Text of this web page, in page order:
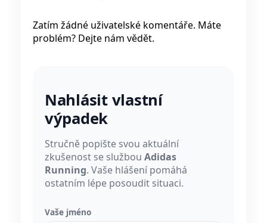
Zatím žádné uživatelské komentáře. Máte
problém? Dejte nám vědět.
Nahlásit vlastní
výpadek
Stručně popište svou aktuální
zkušenost se službou Adidas
Running. Vaše hlášení pomáhá
ostatním lépe posoudit situaci.
Vaše jméno